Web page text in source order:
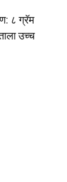
८ ग्रॅम
उच्च